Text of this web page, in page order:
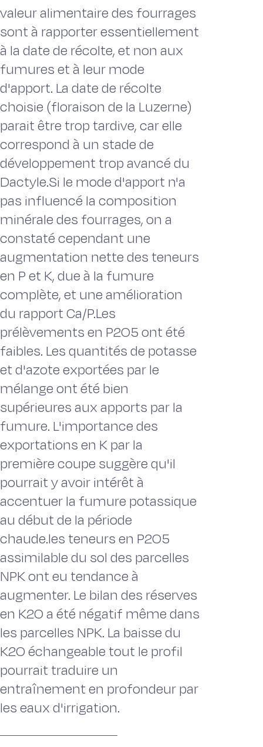
valeur alimentaire des fourrages
sont à rapporter essentiellement
à la date de récolte, et non aux
fumures et à leur mode
d'apport. La date de récolte
choisie (floraison de la Luzerne)
parait être trop tardive, car elle
correspond à un stade de
développement trop avancé du
Dactyle.Si le mode d'apport n'a
pas influencé la composition
minérale des fourrages, on a
constaté cependant une
augmentation nette des teneurs
en P et K, due à la fumure
complète, et une amélioration
du rapport Ca/P.Les
prélèvements en P2O5 ont été
faibles. Les quantités de potasse
et d'azote exportées par le
mélange ont été bien
supérieures aux apports par la
fumure. L'importance des
exportations en K par la
première coupe suggère qu'il
pourrait y avoir intérêt à
accentuer la fumure potassique
au début de la période
chaude.les teneurs en P2O5
assimilable du sol des parcelles
NPK ont eu tendance à
augmenter. Le bilan des réserves
en K2O a été négatif même dans
les parcelles NPK. La baisse du
K2O échangeable tout le profil
pourrait traduire un
entraînement en profondeur par
les eaux d'irrigation.